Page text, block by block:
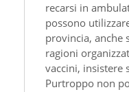
recarsi in
possono
provincia, anche
ragioni
vaccini,
Purtroppo non